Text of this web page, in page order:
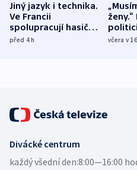
Jiný jazyk i technika.
Ve Francii
spolupracují hasiči z
různých zemí
před 4h včera v
Divácké centrum
každý všední den:8:00—16:00